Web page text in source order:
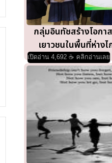
กลุ่มอินทัชสร้างโอกา
เยาวชนในพื้นที่ห่าง
เปิดอ่าน 4,692 ☕ คลิกอ่านเลย